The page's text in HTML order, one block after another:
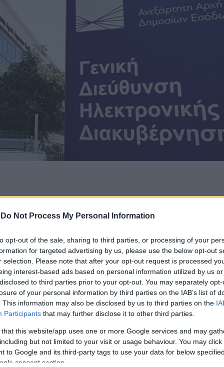
Do Not Process My Personal Information
opt-out of the sale, sharing to third parties, or processing of your
for targeted advertising by us, please use the below opt-out
selection. Please note that after your opt-out request is processed
interest-based ads based on personal information utilized by us
to third parties prior to your opt-out. You may separately
of your personal information by third parties on the IAB’s list of
This information may also be disclosed by us to third parties on the
Participants that may further disclose it to other third parties.
that this website/app uses one or more Google services and may
but not limited to your visit or usage behaviour. You may
to Google and its third-party tags to use your data for below
consent section.
ευρώ από ΦΠΑ φαίνεται ότι βρίσκεται
Πάτρα, ώστε να προχωρήσει σε ελέγχους.